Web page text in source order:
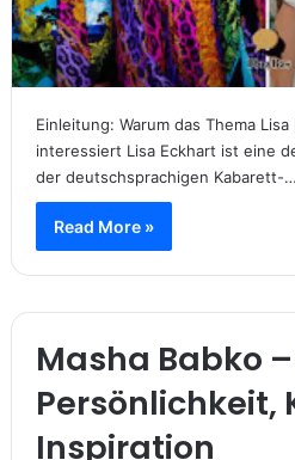
Einleitung: Warum das Thema
interessiert Lisa Eckhart ist eine
der deutschsprachigen Kabarett-…
Read More »
Masha Babko
Persönlichkeit,
Inspiration